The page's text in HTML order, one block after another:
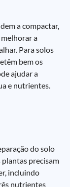
a compactar,
a
Para solos
bem os
ajudar a
e nutrientes.
do solo
precisam
incluindo
nutrientes